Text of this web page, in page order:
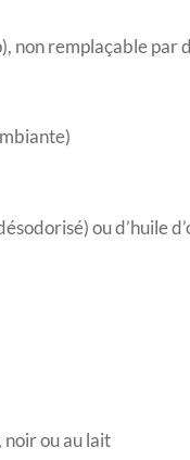
non remplaçable par
ou d’huile
ou au lait